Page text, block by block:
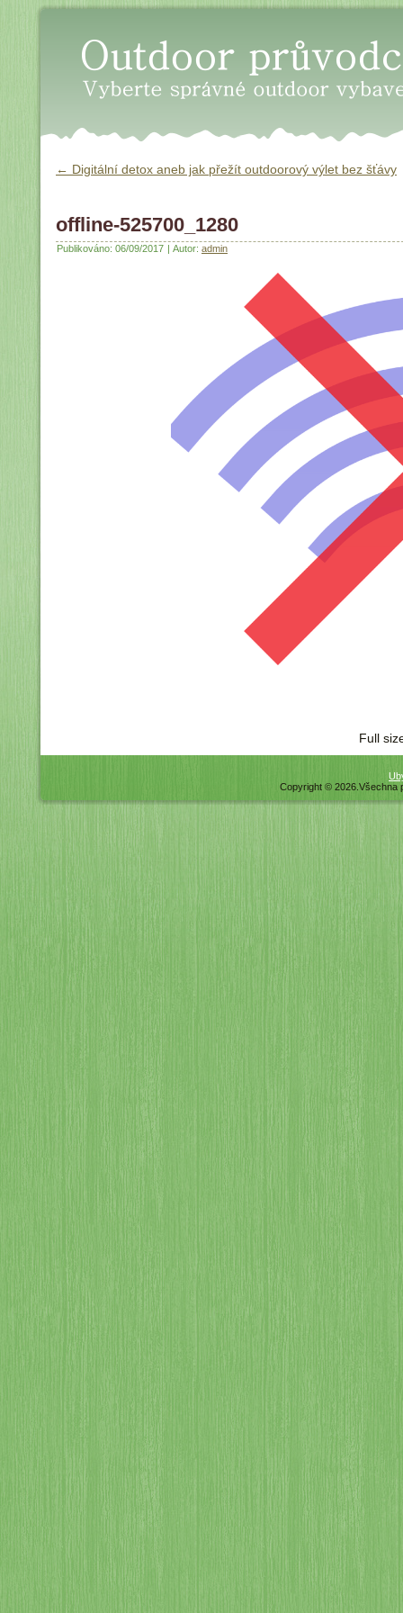
← Digitální detox aneb jak přežít outdoorový výlet bez šťávy
offline-525700_1280
Publikováno: 06/09/2017 | Autor: admin
Full
Copyright © 2026.Všechna